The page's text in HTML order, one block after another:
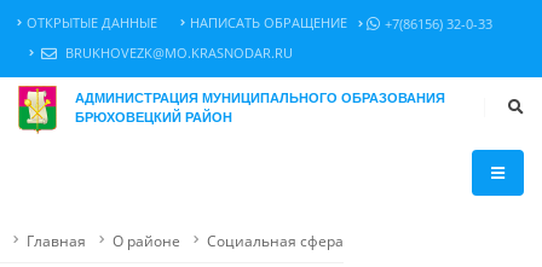
ОТКРЫТЫЕ ДАННЫЕ НАПИСАТЬ ОБРАЩЕНИЕ
+7(86156) 32-0-33
BRUKHOVEZK@MO.KRASNODAR.RU
АДМИНИСТРАЦИЯ МУНИЦИПАЛЬНОГО ОБРАЗОВАНИЯ
БРЮХОВЕЦКИЙ РАЙОН
Главная О районе Социальная сфера